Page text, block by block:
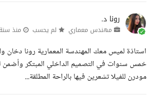
رونا د.
مهندس معماري لم يحسب منذ سنة
استاذة لميس معك المهندسة المعمارية رونا دخان
خمس سنوات في التصميم الداخلي المبتكر
مودرن للفيلا تشعرين فيها بالراحة المطلقة...